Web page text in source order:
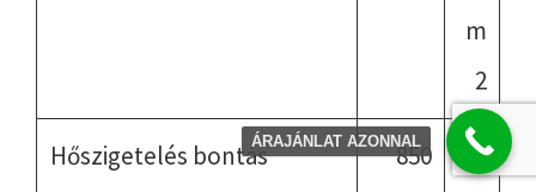
m
2
Hőszigetelés bontás 850
F
ÁRAJÁNLAT AZONNAL